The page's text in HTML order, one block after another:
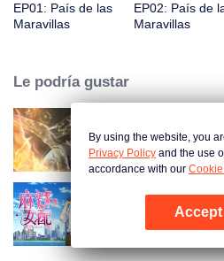
EP01: País de las
Maravillas
EP02: País de
Maravillas
Le podría gustar
Mundo de los
Chicas Picantes
By using the website, you
Privacy Policy and the use
accordance with our
Accept